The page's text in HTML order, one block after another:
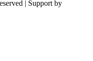
| Support by